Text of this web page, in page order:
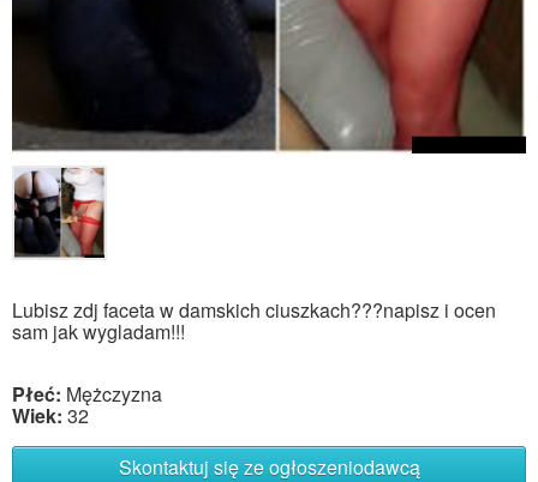
Lubisz zdj faceta w damskich ciuszkach???napisz i ocen
sam jak wygladam!!!
Płeć: Mężczyzna
Wiek: 32
Skontaktuj się ze ogłoszeniodawcą